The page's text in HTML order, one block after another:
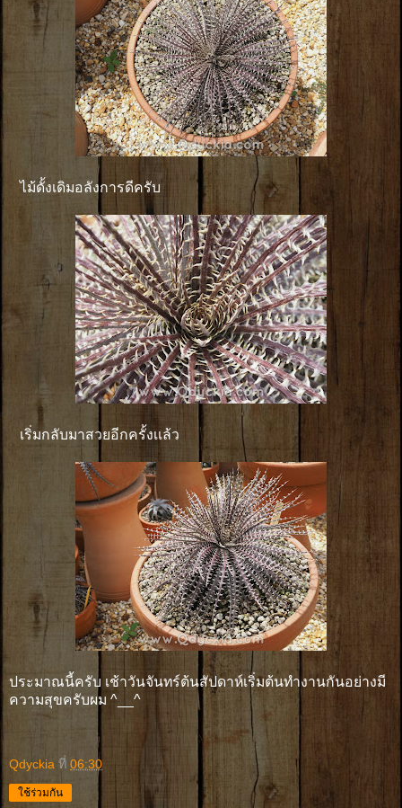
ไม้ดั้งเดิมอลังการดีครับ
เริ่มกลับมาสวยอีกครั้งเเล้ว
ประมาณนี้ครับ เช้าวันจันทร์ต้นสัปดาห์เริ่มต้นทำงานกันอย่างมี
ความสุขครับผม ^__^
Qdyckia ที่ 06:30
ใช้ร่วมกัน